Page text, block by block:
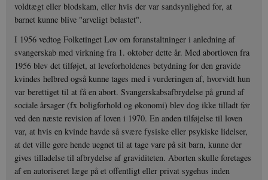
voldtægt eller blodskam, eller hvis der var sandsynlighed for, at
barnet kunne blive "arveligt belastet".
I 1956 vedtog Folketinget Lov om foranstaltninger i anledning af
svangerskab med virkning fra 1. oktober dette år. Med abortloven fra
1956 blev det tilføjet, at leveforholdenes betydning for den gravide
kvindes helbred også kunne tages med i vurderingen af, hvorvidt hun
var berettiget til at få en abort. Svangerskabsafbrydelse på grund af
sociale årsager (fx boligforhold og økonomi) blev dog ikke tilladt før
ved den næste revision af loven i 1970. En anden tilføjelse til loven
var, at hvis en kvinde havde så svære fysiske eller psykiske lidelser,
at det ville gøre hende uegnet til at tage vare på sit barn, kunne der
gives tilladelse til afbrydelse af graviditeten. Aborten skulle foretages
af en autoriseret læge på et offentligt eller privat sygehus inden